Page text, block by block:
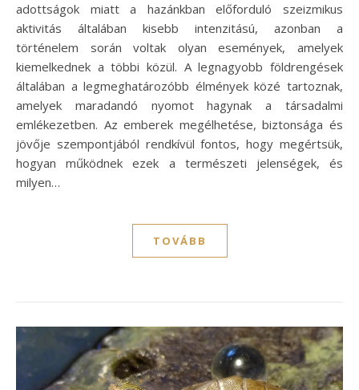
adottságok miatt a hazánkban előforduló szeizmikus
aktivitás általában kisebb intenzitású, azonban a
történelem során voltak olyan események, amelyek
kiemelkednek a többi közül. A legnagyobb földrengések
általában a legmeghatározóbb élmények közé tartoznak,
amelyek maradandó nyomot hagynak a társadalmi
emlékezetben. Az emberek megélhetése, biztonsága és
jövője szempontjából rendkívül fontos, hogy megértsük,
hogyan működnek ezek a természeti jelenségek, és
milyen…
TOVÁBB